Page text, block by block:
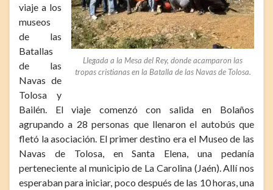
Llegada a la Mesa del Rey, donde acamparon las
tropas cristianas en la Batalla de las Navas de Tolosa.
viaje a los
museos
de las
Batallas
de las
Navas de
Tolosa y
Bailén. El viaje comenzó con salida en Bolaños
agrupando a 28 personas que llenaron el autobús que
fletó la asociación. El primer destino era el Museo de las
Navas de Tolosa, en Santa Elena, una pedanía
perteneciente al municipio de La Carolina (Jaén). Allí nos
esperaban para iniciar, poco después de las 10 horas, una